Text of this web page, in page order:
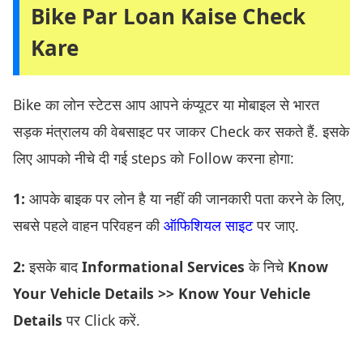
Bike Par Loan Kaise Check
Kare
Bike का लोन स्टेटस आप आपने कंप्यूटर या मोबाइल से भारत
सड़क मंत्रालय की वेबसाइट पर जाकर Check कर सकते हैं. इसके
लिए आपको नीचे दी गई steps को Follow करना होगा:
1: आपके बाइक पर लोन है या नहीं की जानकारी पता करने के लिए,
सबसे पहले वाहन परिवहन कीऑफिशियल साइटपर जाए.
2: इसके बादInformational Services के निचे Know
Your Vehicle Details >> Know Your Vehicle
Detailsपर Click करें.